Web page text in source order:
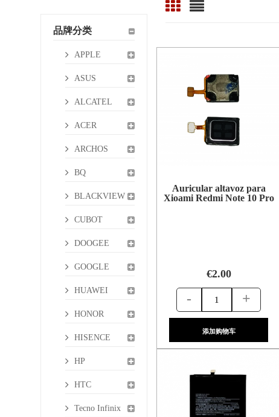
品牌分类
APPLE
ASUS
ALCATEL
ACER
ARCHOS
BQ
BLACKVIEW
CUBOT
DOOGEE
GOOGLE
HUAWEI
HONOR
HISENCE
HP
HTC
Tecno Infinix
Auricular altavoz para
Xioami Redmi Note 10 Pro
€2.00
- +
添加购物车